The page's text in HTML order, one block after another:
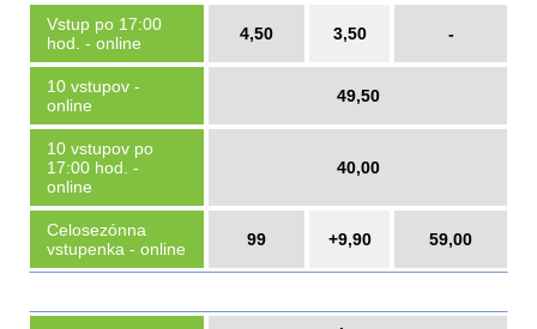
Vstup po 17:00
hod. - online
4,50 3,50 -
10 vstupov -
online
49,50
10 vstupov po
17:00 hod. -
online
40,00
Celosezónna
vstupenka - online
99 +9,90 59,00